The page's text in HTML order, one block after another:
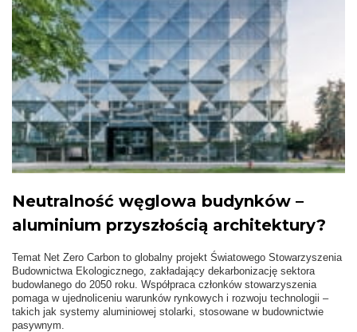
Neutralność węglowa budynków –
aluminium przyszłością architektury?
Temat Net Zero Carbon to globalny projekt Światowego Stowarzyszenia
Budownictwa Ekologicznego, zakładający dekarbonizację sektora
budowlanego do 2050 roku. Współpraca członków stowarzyszenia
pomaga w ujednoliceniu warunków rynkowych i rozwoju technologii –
takich jak systemy aluminiowej stolarki, stosowane w budownictwie
pasywnym.